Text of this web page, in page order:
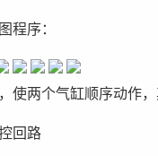
程序：
使两个气缸顺序动作，
回路